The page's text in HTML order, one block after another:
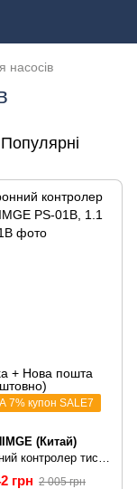
насосів
Популярні
купон SALE7
(Китай)
Електронний контролер тиску SHIMGE PS-01B, 1.1 кВт
грн 2 005 грн